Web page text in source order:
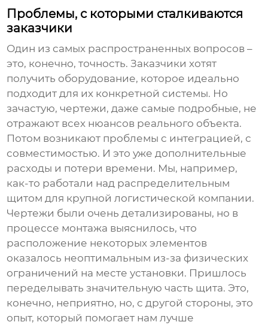
Проблемы, с которыми сталкиваются
заказчики
Один из самых распространенных вопросов –
это, конечно, точность. Заказчики хотят
получить оборудование, которое идеально
подходит для их конкретной системы. Но
зачастую, чертежи, даже самые подробные, не
отражают всех нюансов реального объекта.
Потом возникают проблемы с интеграцией, с
совместимостью. И это уже дополнительные
расходы и потери времени. Мы, например,
как-то работали над распределительным
щитом для крупной логистической компании.
Чертежи были очень детализированы, но в
процессе монтажа выяснилось, что
расположение некоторых элементов
оказалось неоптимальным из-за физических
ограничений на месте установки. Пришлось
переделывать значительную часть щита. Это,
конечно, неприятно, но, с другой стороны, это
опыт, который помогает нам лучше